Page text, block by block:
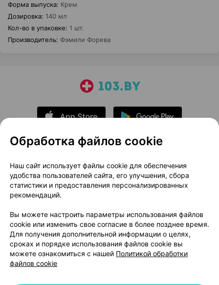
Форма выпуска: Крем
Дозировка: 140 мл
Кол-во в упаковке: 1 шт.
Производитель: Фэмили Форева
О проекте
Новости проекта
Размещение рекламы
Медицинский маркетинг
Публичный договор
Доставка
Способы оплаты
Вакансии
Партнеры
Написать руководителю 103.by
Написать в поддержку
Персональные настройки Cookie
Обработка файлов cookie
Наш сайт использует файлы cookie для обеспечения
удобства пользователей сайта, его улучшения, сбора
статистики и предоставления персонализированных
рекомендаций.
Вы можете настроить параметры использования файлов
cookie или изменить свое согласие в более позднее время.
Для получения дополнительной информации о целях,
сроках и порядке использования файлов cookie вы
можете ознакомиться с нашей Политикой обработки
файлов cookie